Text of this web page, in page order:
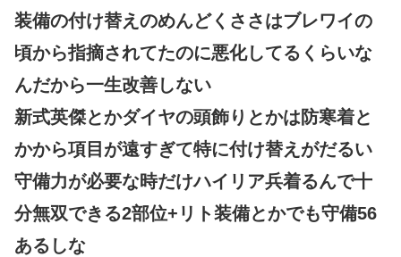
装備の付け替えのめんどくささはブレワイの
頃から指摘されてたのに悪化してるくらいな
んだから一生改善しない
新式英傑とかダイヤの頭飾りとかは防寒着と
かから項目が遠すぎて特に付け替えがだるい
守備力が必要な時だけハイリア兵着るんで十
分無双できる2部位+リト装備とかでも守備56
あるしな